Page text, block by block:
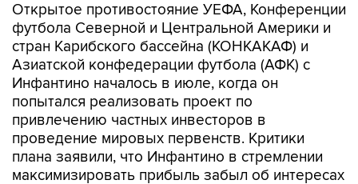
Открытое противостояние УЕФА, Конференции
футбола Северной и Центральной Америки и
стран Карибского бассейна (КОНКАКАФ) и
Азиатской конфедерации футбола (АФК) с
Инфантино началось в июле, когда он
попытался реализовать проект по
привлечению частных инвесторов в
проведение мировых первенств. Критики
плана заявили, что Инфантино в стремлении
максимизировать прибыль забыл об интересах